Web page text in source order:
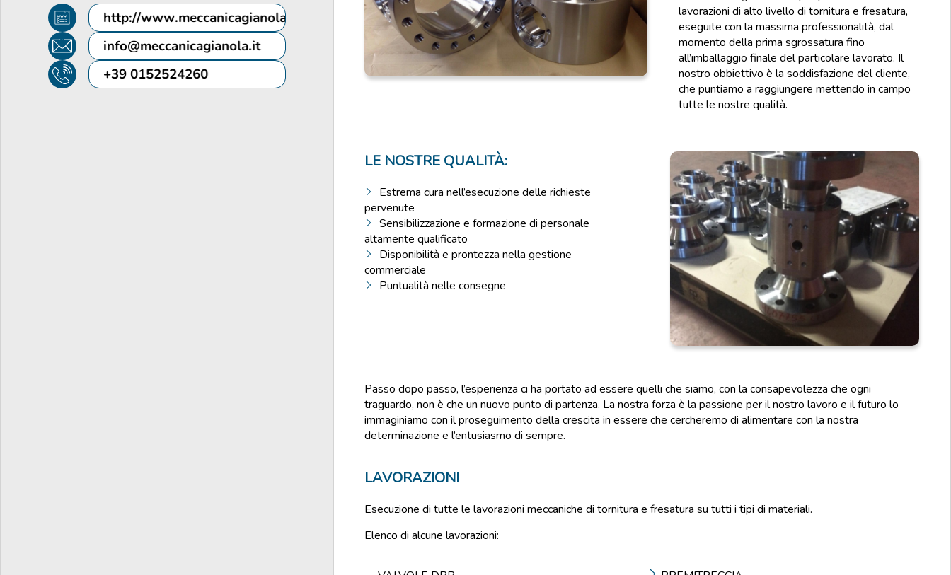
lavorazioni di alto livello di tornitura e fresatura,
eseguite con la massima professionalità, dal
momento della prima sgrossatura fino
all’imballaggio finale del particolare lavorato. Il
nostro obbiettivo è la soddisfazione del cliente,
che puntiamo a raggiungere mettendo in campo
tutte le nostre qualità.
LE NOSTRE QUALITÀ:
Estremacura nell’esecuzione delle richieste
pervenute
Sensibilizzazione e formazione di personale
altamente qualificato
Disponibilità e prontezza nella gestione
commerciale
Puntualità nelle consegne
Passo dopo passo, l’esperienza ci ha portato ad essere quelli che siamo, con la consapevolezza che ogni
traguardo, non è che un nuovo punto di partenza. La nostra forza è la passione per il nostro lavoro e il futuro lo
immaginiamo con il proseguimento della crescita in essere che cercheremo di alimentare con la nostra
determinazione e l’entusiasmo di sempre.
LAVORAZIONI
Esecuzione di tutte le lavorazioni meccaniche di tornitura e fresatura su tutti i tipi di materiali.
Elenco di alcune lavorazioni: